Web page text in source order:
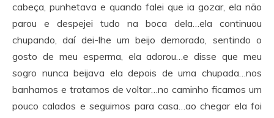
cabeça, punhetava e quando falei que ia gozar, ela não
parou e despejei tudo na boca dela…ela continuou
chupando, daí dei-lhe um beijo demorado, sentindo o
gosto de meu esperma, ela adorou…e disse que meu
sogro nunca beijava ela depois de uma chupada…nos
banhamos e tratamos de voltar…no caminho ficamos um
pouco calados e seguimos para casa…ao chegar ela foi